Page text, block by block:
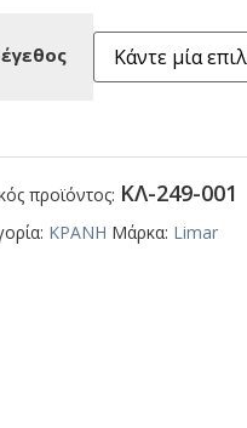
προϊόντος: ΚΛ-249-001
ΚΡΑΝΗ Μάρκα: Limar